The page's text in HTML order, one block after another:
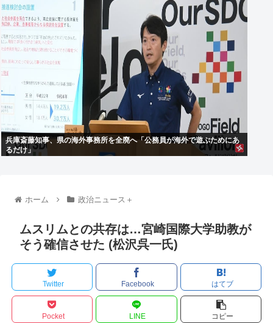
兵庫斎藤知事、県の海外事務所を全廃へ「公務員が海外で遊ぶためにあ
るだけ」
ホーム 政治ニュース＋
ムスリムとの共存は…宮崎国際大学助教が
そう確信させた (松沢呉一氏)
Twitter Facebook はてブ
Pocket LINE コピー